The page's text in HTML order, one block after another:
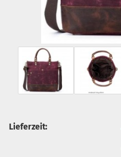
Lieferzeit: